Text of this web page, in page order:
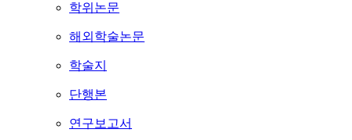
학위논문
해외학술논문
학술지
단행본
연구보고서